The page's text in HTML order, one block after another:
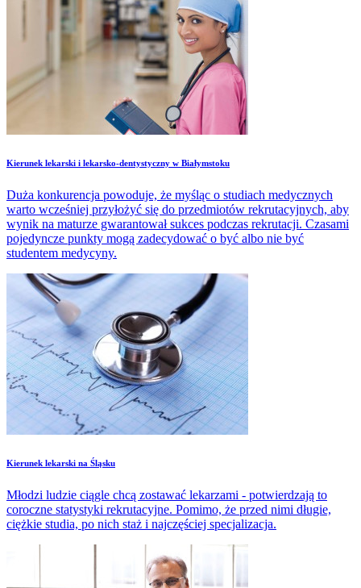
​Kierunek lekarski i lekarsko-dentystyczny w Białymstoku
Duża konkurencja powoduje, że myśląc o studiach medycznych
warto wcześniej przyłożyć się do przedmiotów rekrutacyjnych, aby
wynik na maturze gwarantował sukces podczas rekrutacji. Czasami
pojedyncze punkty mogą zadecydować o być albo nie być
studentem medycyny.
​Kierunek lekarski na Śląsku
Młodzi ludzie ciągle chcą zostawać lekarzami - potwierdzają to
coroczne statystyki rekrutacyjne. Pomimo, że przed nimi długie,
ciężkie studia, po nich staż i najczęściej specjalizacja.